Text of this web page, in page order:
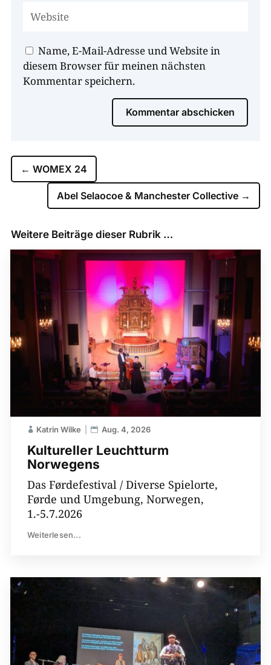
Name, E-Mail-Adresse und Website in
diesem Browser für meinen nächsten
Kommentar speichern.
Kommentar abschicken
← WOMEX 24
Abel Selaocoe & Manchester Collective →
Weitere Beiträge dieser Rubrik …
Kultureller Leuchtturm
Norwegens
Katrin Wilke Aug. 4, 2026
Das Førdefestival / Diverse Spielorte,
Førde und Umgebung, Norwegen,
1.-5.7.2026
Weiterlesen...